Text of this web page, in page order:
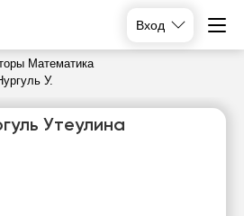
Вход
Математика
У.
Утеулина